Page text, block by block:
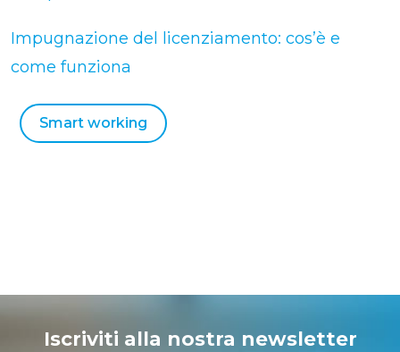
Impugnazione del licenziamento: cos’è e
come funziona
Smart working
Iscriviti alla nostra newsletter